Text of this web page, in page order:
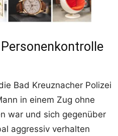
Bad Kreuznacher Polizei
in einem Zug ohne
war und sich gegenüber
aggressiv verhalten